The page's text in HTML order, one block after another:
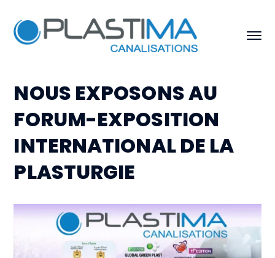
NOUS EXPOSONS AU
FORUM-EXPOSITION
INTERNATIONAL DE LA
PLASTURGIE